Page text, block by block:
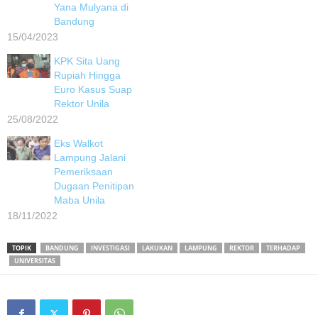
Yana Mulyana di
Bandung
15/04/2023
KPK Sita Uang
Rupiah Hingga
Euro Kasus Suap
Rektor Unila
25/08/2022
Eks Walkot
Lampung Jalani
Pemeriksaan
Dugaan Penitipan
Maba Unila
18/11/2022
TOPIK BANDUNG INVESTIGASI LAKUKAN LAMPUNG REKTOR
TERHADAP
UNIVERSITAS